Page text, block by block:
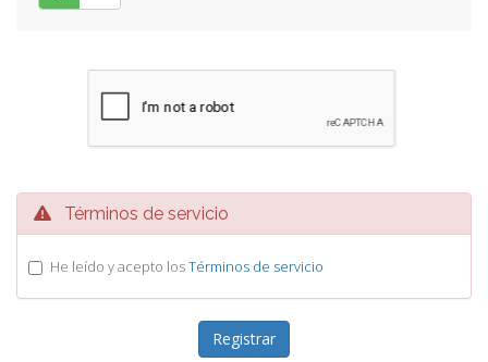
Términos de servicio
He leído y acepto losTérminos de servicio